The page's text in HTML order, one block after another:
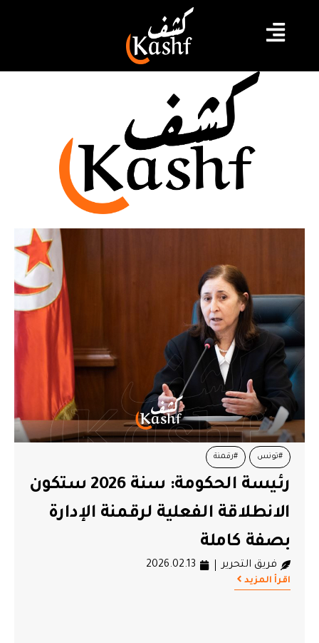
#تونس #رقمنة
رئيسة الحكومة: سنة 2026 ستكون
الانطلاقة الفعلية لرقمنة الإدارة
بصفة كاملة
فريق التحرير 2026.02.13
اقرأ المزيد